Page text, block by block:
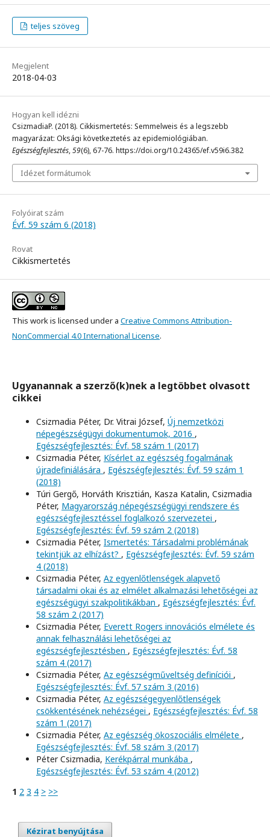
teljes szöveg
Megjelent
2018-04-03
Hogyan kell idézni
CsizmadiaP. (2018). Cikkismertetés: Semmelweis és a legszebb
magyarázat: Oksági következtetés az epidemiológiában.
Egészségfejlesztés,59(6), 67-76. https://doi.org/10.24365/ef.v59i6.382
Idézet formátumok
Folyóirat szám
Évf. 59 szám 6 (2018)
Rovat
Cikkismertetés
This work is licensed under a Creative Commons Attribution-
NonCommercial 4.0 International License.
Ugyanannak a szerző(k)nek a legtöbbet olvasott
cikkei
Csizmadia Péter, Dr. Vitrai József, Új nemzetközi
népegészségügyi dokumentumok, 2016 ,
Egészségfejlesztés: Évf. 58 szám 1 (2017)
Csizmadia Péter, Kísérlet az egészség fogalmának
újradefiniálására , Egészségfejlesztés: Évf. 59 szám 1
(2018)
Túri Gergő, Horváth Krisztián, Kasza Katalin, Csizmadia
Péter, Magyarország népegészségügyi rendszere és
egészségfejlesztéssel foglalkozó szervezetei ,
Egészségfejlesztés: Évf. 59 szám 2 (2018)
Csizmadia Péter, Ismertetés: Társadalmi problémának
tekintjük az elhízást? , Egészségfejlesztés: Évf. 59 szám
4 (2018)
Csizmadia Péter, Az egyenlőtlenségek alapvető
társadalmi okai és az elmélet alkalmazási lehetőségei az
egészségügyi szakpolitikákban , Egészségfejlesztés: Évf.
58 szám 2 (2017)
Csizmadia Péter, Everett Rogers innovációs elmélete és
annak felhasználási lehetőségei az
egészségfejlesztésben , Egészségfejlesztés: Évf. 58
szám 4 (2017)
Csizmadia Péter, Az egészségműveltség definíciói ,
Egészségfejlesztés: Évf. 57 szám 3 (2016)
Csizmadia Péter, Az egészségegyenlőtlenségek
csökkentésének nehézségei , Egészségfejlesztés: Évf. 58
szám 1 (2017)
Csizmadia Péter, Az egészség ökoszociális elmélete ,
Egészségfejlesztés: Évf. 58 szám 3 (2017)
Péter Csizmadia, Kerékpárral munkába ,
Egészségfejlesztés: Évf. 53 szám 4 (2012)
1 2 3 4 > >>
Kézirat benyújtása